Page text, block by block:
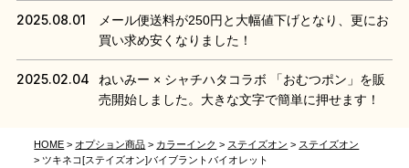
2025.08.01
メール便送料が250円と大幅値下げとなり、更にお
買い求め安くなりました！
2025.02.04
ねいみー × シャチハタコラボ 「おむつポン」を販
売開始しました。大きな文字で簡単に押せます！
HOME オプション商品 カラーインク ステイズオン
ステイズオン
ツキネコ[ステイズオン]バイブラントバイオレット